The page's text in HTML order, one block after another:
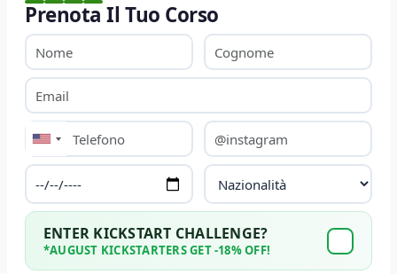
Prenota Il Tuo Corso
ENTER KICKSTART CHALLENGE?
*AUGUST KICKSTARTERS GET -18% OFF!